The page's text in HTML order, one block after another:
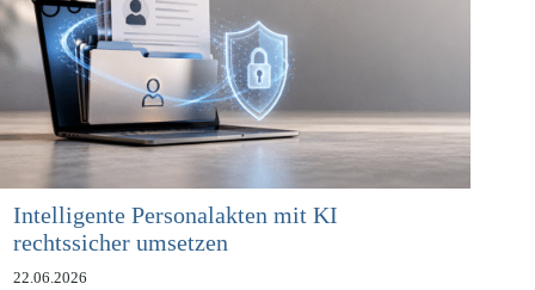
Intelligente Personalakten mit KI
rechtssicher umsetzen